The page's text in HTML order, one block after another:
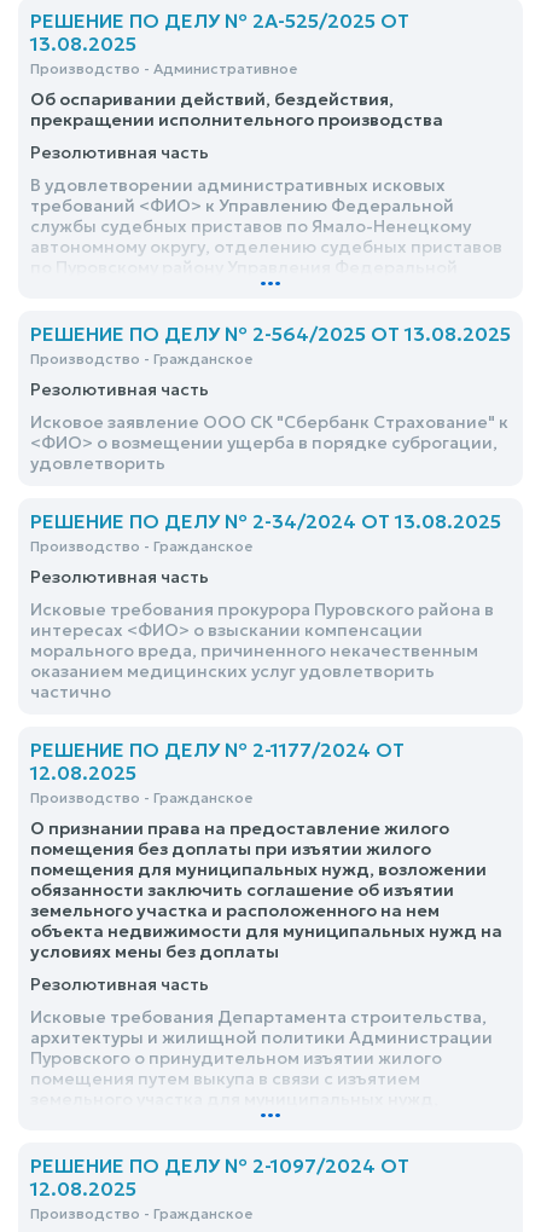
РЕШЕНИЕ ПО ДЕЛУ № 2А-525/2025 ОТ
13.08.2025
Производство - Административное
Об оспаривании действий, бездействия,
прекращении исполнительного производства
Резолютивная часть
В удовлетворении административных исковых
требований <ФИО> к Управлению Федеральной
службы судебных приставов по Ямало-Ненецкому
автономному округу, отделению судебных приставов
по Пуровскому району Управления Федеральной
службы судебных приставов по Ямало-Ненецкому
судебных приставов по Пуровскому району
Управления Федеральной службы судебных
приставов по Ямало-Ненецкому автономному округу
<ФИО>, судебным приставам отделения судебных
приставов по Пуровскому району Управления
Федеральной службы судебных приставов по Ямало-
Ненецкому автономному округу <ФИО>, <ФИО>,
<ФИО> об оспаривании действий, бездействия
исполнительного отказать
...
РЕШЕНИЕ ПО ДЕЛУ № 2-564/2025 ОТ 13.08.2025
Производство - Гражданское
Резолютивная часть
Исковое заявление ООО СК "Сбербанк Страхование" к
<ФИО> о возмещении ущерба в порядке суброгации,
удовлетворить
РЕШЕНИЕ ПО ДЕЛУ № 2-34/2024 ОТ 13.08.2025
Производство - Гражданское
Резолютивная часть
Исковые требования прокурора Пуровского района в
интересах <ФИО> о взыскании компенсации
морального вреда, причиненного некачественным
оказанием медицинских услуг удовлетворить
частично
РЕШЕНИЕ ПО ДЕЛУ № 2-1177/2024 ОТ
12.08.2025
Производство - Гражданское
О признании права на предоставление жилого
помещения без доплаты при изъятии жилого
помещения для муниципальных нужд, возложении
обязанности заключить соглашение об изъятии
земельного участка и расположенного на нем
объекта недвижимости для муниципальных нужд на
условиях мены без доплаты
Резолютивная часть
Исковые требования Департамента строительства,
архитектуры и жилищной политики Администрации
Пуровского о принудительном изъятии жилого
помещения путем выкупа в связи с изъятием
прекращении права собственности, признании права
пользования жилым помещением, возложении
обязанности освободить жилое помещение
удовлетворить частично
...
РЕШЕНИЕ ПО ДЕЛУ № 2-1097/2024 ОТ
12.08.2025
Производство - Гражданское